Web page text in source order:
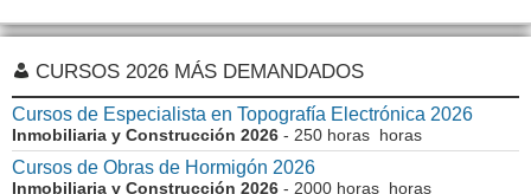
CURSOS 2026 MÁS DEMANDADOS
Cursos de Especialista en Topografía Electrónica 2026
Inmobiliaria y Construcción 2026 - 250 horas horas
Cursos de Obras de Hormigón 2026
Inmobiliaria y Construcción 2026 - 2000 horas horas